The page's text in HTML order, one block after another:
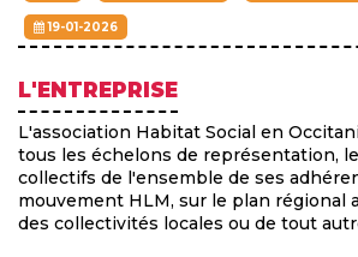
19-01-2026
L'ENTREPRISE
L'association Habitat Social en
tous les échelons de représentation,
collectifs de l'ensemble de ses
mouvement HLM, sur le plan régional
des collectivités locales ou de tout